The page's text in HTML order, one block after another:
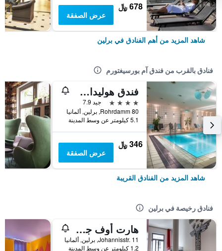
678 ﷼
عرض الصفقة
شاهد المزيد من أهم الفنادق في برلين
فنادق بالقرب من فندق آم بورسيغتورم
فندق هوليداي إن برلين سيتي - ويست
4 نجوم
جيد 7.9
Rohrdamm 80, برلين, ألمانيا
5.1 كيلومتر عن وسط المدينة
346 ﷼
عرض الصفقة
شاهد المزيد من الفنادق القريبة
فنادق رخيصة في برلين
هارت أوف جولد هوستل برلين
Johannisstr. 11, برلين, ألمانيا
1.2 كيلومتر عن وسط المدينة